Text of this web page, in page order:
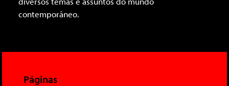
contemporâneo.
Páginas